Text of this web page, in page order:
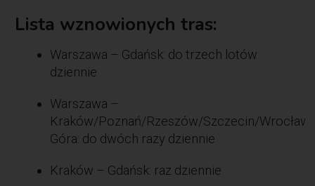
Lista wznowionych tras:
Warszawa – Gdańsk: do trzech lotów
dziennie
Warszawa –
Kraków/Poznań/Rzeszów/Szczecin/
Góra: do dwóch razy dziennie
Kraków – Gdańsk: raz dziennie